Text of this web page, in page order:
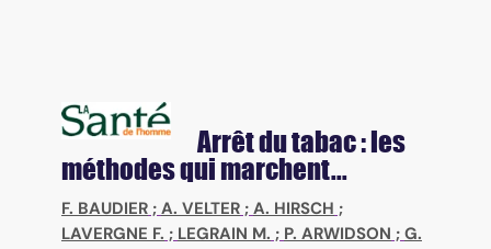
Arrêt du tabac : les
méthodes qui marchent...
F. BAUDIER ; A. VELTER ; A. HIRSCH ;
LAVERGNE F. ; LEGRAIN M. ; P. ARWIDSON ; G.